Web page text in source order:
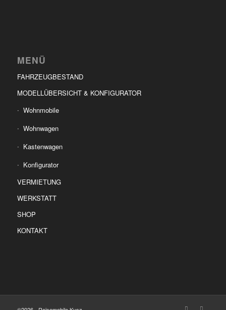
MENÜ
FAHRZEUGBESTAND
MODELLÜBERSICHT & KONFIGURATOR
Wohnmobile
Wohnwagen
Kastenwagen
Konfigurator
VERMIETUNG
WERKSTATT
SHOP
KONTAKT